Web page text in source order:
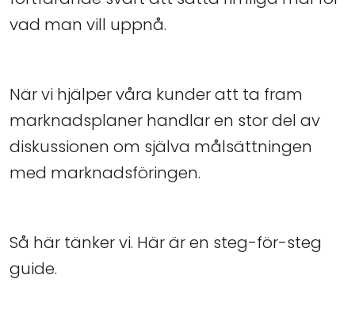
vad man vill uppnå.
När vi hjälper våra kunder att ta fram
marknadsplaner handlar en stor del av
diskussionen om själva målsättningen
med marknadsföringen.
Så här tänker vi. Här är en steg-för-steg
guide.